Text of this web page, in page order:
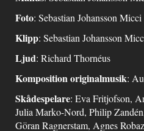
Foto: Sebastian Johansson Micci
Klipp: Sebastian Johansson
Ljud: Richard Thornéus
Komposition originalmusik:
Skådespelare: Eva Fritjofson,
Julia Marko-Nord, Philip
Göran Ragnerstam, Agnes